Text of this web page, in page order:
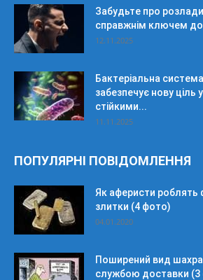
Забудьте про
справжнім ключем до
12.11.2025
Бактеріальна
забезпечує нову ціль
стійкими...
11.11.2025
ПОПУЛЯРНІ ПОВІДОМЛЕННЯ
Як аферисти роблять
злитки (4 фото)
04.01.2020
Поширений вид
службою доставки (3